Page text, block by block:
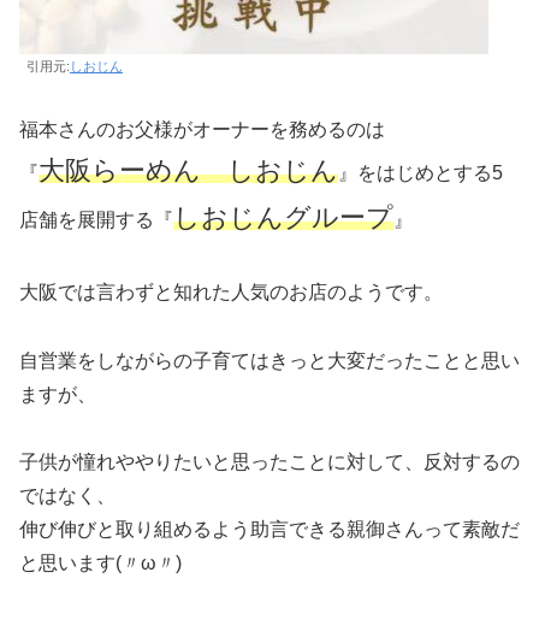
引用元: しおじん
福本さんのお父様がオーナーを務めるのは
『大阪らーめん しおじん 』をはじめとする5
店舗を展開する『しおじんグループ 』
大阪では言わずと知れた人気のお店のようです。
自営業をしながらの子育てはきっと大変だったことと思い
ますが、
子供が憧れややりたいと思ったことに対して、反対するの
ではなく、
伸び伸びと取り組めるよう助言できる親御さんって素敵だ
と思います(〃ω〃)